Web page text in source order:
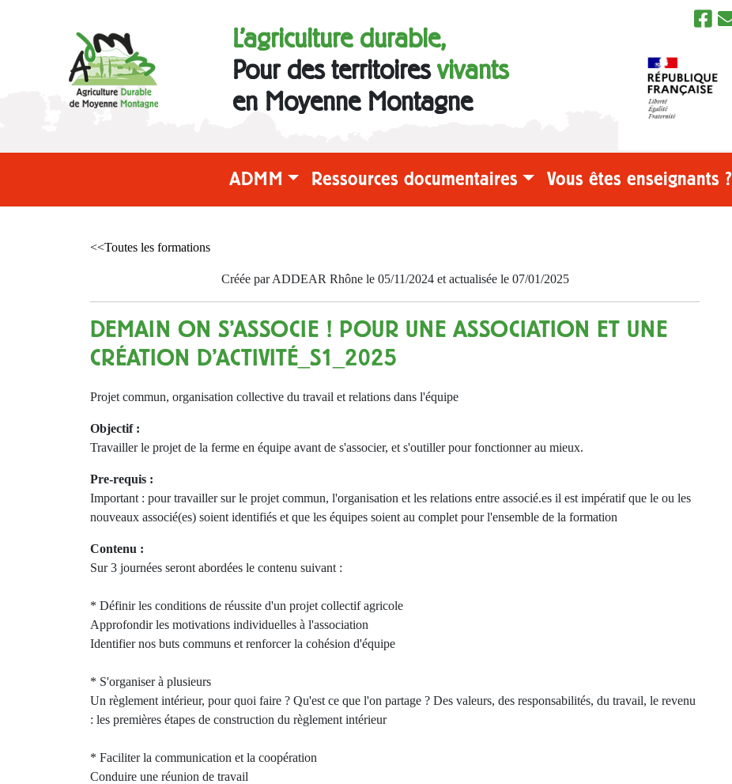
L'agriculture durable,
Pour des territoiresvivants
en Moyenne Montagne
ADMM Ressources documentaires Vous êtes enseignants ?
<<Toutes les formations
Créée par ADDEAR Rhône le 05/11/2024 et actualisée le 07/01/2025
DEMAIN ON S'ASSOCIE ! POUR UNE ASSOCIATION ET UNE
CRÉATION D'ACTIVITÉ_S1_2025
Projet commun, organisation collective du travail et relations dans l'équipe
Objectif :
Travailler le projet de la ferme en équipe avant de s'associer, et s'outiller pour fonctionner au mieux.
Pre-requis :
Important : pour travailler sur le projet commun, l'organisation et les relations entre associé.es il est impératif que le ou les
nouveaux associé(es) soient identifiés et que les équipes soient au complet pour l'ensemble de la formation
Contenu :
Sur 3 journées seront abordées le contenu suivant :
* Définir les conditions de réussite d'un projet collectif agricole
Approfondir les motivations individuelles à l'association
Identifier nos buts communs et renforcer la cohésion d'équipe
* S'organiser à plusieurs
Un règlement intérieur, pour quoi faire ? Qu'est ce que l'on partage ? Des valeurs, des responsabilités, du travail, le revenu
: les premières étapes de construction du règlement intérieur
* Faciliter la communication et la coopération
Conduire une réunion de travail